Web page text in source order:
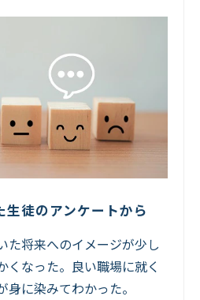
徒のアンケートから
た将来へのイメージが少し
くなった。良い職場に就く
身に染みてわかった。